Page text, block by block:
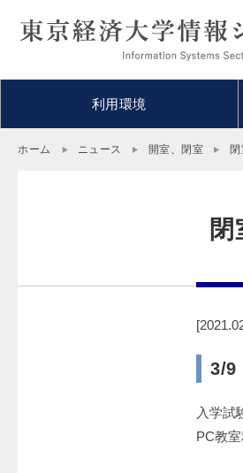
利用環境
ホーム ニュース 開室、閉室
閉
3/9
入学試
PC教